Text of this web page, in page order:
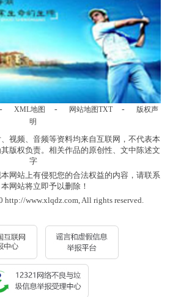
- XML地图 - 网站地图TXT -
版权声
明
视频、音频等资料均来自互联网，不代表本
版权负责。相关作品的原创性、文中陈述文
字
网站上有侵犯您的合法权益的内容，请联系
网站将立即予以删除！
www.xlqdz.com, All rights reserved.